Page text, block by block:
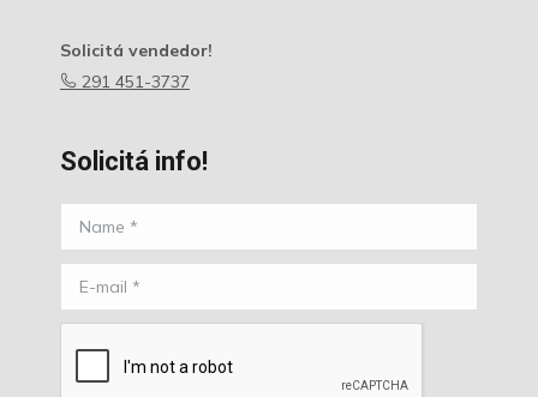
Solicitá vendedor!
291 451-3737
Solicitá info!
Name *
E-mail *